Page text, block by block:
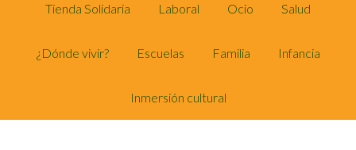
Tienda Solidaria Laboral Ocio Salud
¿Dónde vivir? Escuelas Familia Infancia
Inmersión cultural